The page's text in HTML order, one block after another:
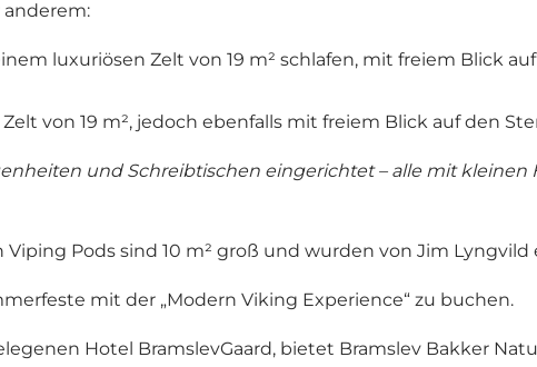
luxuriösen Zelt von 19 m² schlafen, mit freiem Blick
von 19 m², jedoch ebenfalls mit freiem Blick auf den
und Schreibtischen eingerichtet – alle mit kleinen
Viping Pods sind 10 m² groß und wurden von Jim
mit der „Modern Viking Experience“ zu buchen.
Hotel BramslevGaard, bietet Bramslev Bakker